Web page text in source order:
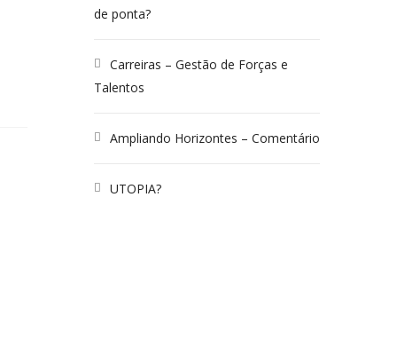
de ponta?
Carreiras – Gestão de Forças e
Talentos
Ampliando Horizontes – Comentário
UTOPIA?